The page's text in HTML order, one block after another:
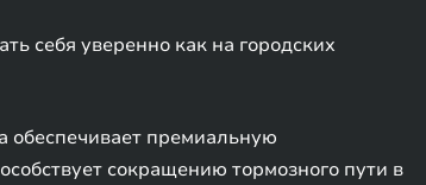
себя уверенно как на городских
обеспечивает премиальную
сокращению тормозного пути в